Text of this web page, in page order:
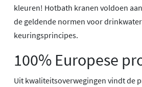
kleuren! Hotbath kranen voldoen
de geldende normen voor
keuringsprincipes.
100% Europese
Uit kwaliteitsoverwegingen vindt de